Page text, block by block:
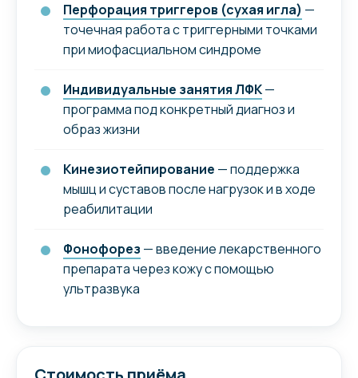
Перфорация триггеров (сухая игла) —
точечная работа с триггерными точками
при миофасциальном синдроме
Индивидуальные занятия ЛФК—
программа под конкретный диагноз и
образ жизни
Кинезиотейпирование — поддержка
мышц и суставов после нагрузок и в ходе
реабилитации
Фонофорез — введение лекарственного
препарата через кожу с помощью
ультразвука